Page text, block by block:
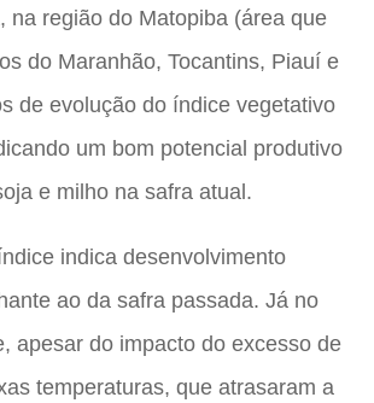
na região do Matopiba (área que
do Maranhão, Tocantins, Piauí e
de evolução do índice vegetativo
um bom potencial produtivo
e milho na safra atual.
indica desenvolvimento
ao da safra passada. Já no
apesar do impacto do excesso de
temperaturas, que atrasaram a